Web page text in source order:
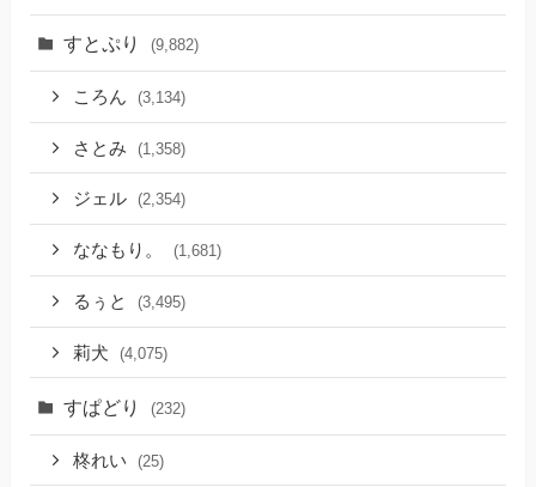
すとぷり (9,882)
ころん (3,134)
さとみ (1,358)
ジェル (2,354)
ななもり。 (1,681)
るぅと (3,495)
莉犬 (4,075)
すぱどり (232)
柊れい (25)